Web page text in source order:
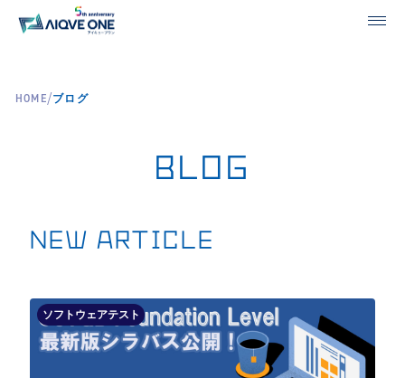
HOME/ブログ
BLOG
NEW ARTICLE
ソフトウェアテスト